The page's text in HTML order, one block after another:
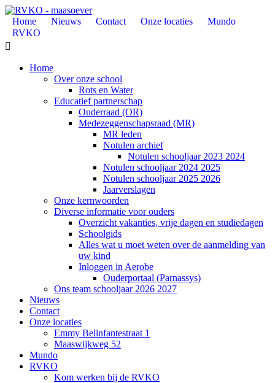
Home Nieuws Contact Onze locaties
Mundo
RVKO

Home
Over onze school
Rots en Water
Educatief partnerschap
Ouderraad (OR)
Medezeggenschapsraad (MR)
MR leden
Notulen archief
Notulen schooljaar 2023 2024
Notulen schooljaar 2024 2025
Notulen schooljaar 2025 2026
Jaarverslagen
Onze kernwoorden
Diverse informatie voor ouders
Overzicht vakanties, vrije dagen en studiedagen
Schoolgids
Alles wat u moet weten over de aanmelding van
uw kind
Inloggen in Aerobe
Ouderportaal (Parnassys)
Ons team schooljaar 2026 2027
Nieuws
Contact
Onze locaties
Emmy Belinfantestraat 1
Maaswijkweg 52
Mundo
RVKO
Kom werken bij de RVKO